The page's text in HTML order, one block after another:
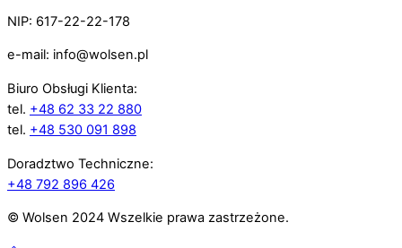
NIP: 617-22-22-178
e-mail: info@wolsen.pl
Biuro Obsługi Klienta:
tel. +48 62 33 22 880
tel. +48 530 091 898
Doradztwo Techniczne:
+48 792 896 426
© Wolsen 2024 Wszelkie prawa zastrzeżone.